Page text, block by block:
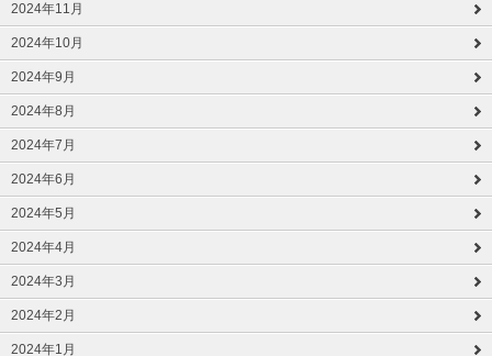
2024年11月
2024年10月
2024年9月
2024年8月
2024年7月
2024年6月
2024年5月
2024年4月
2024年3月
2024年2月
2024年1月